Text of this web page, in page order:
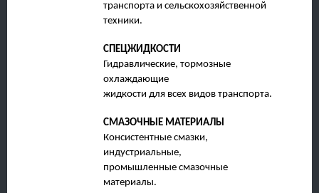
транспорта и сельскохозяйственной
техники.
СПЕЦЖИДКОСТИ
Гидравлические, тормозные
охлаждающие
жидкости для всех видов транспорта.
СМАЗОЧНЫЕ МАТЕРИАЛЫ
Консистентные смазки,
индустриальные,
промышленные смазочные
материалы.